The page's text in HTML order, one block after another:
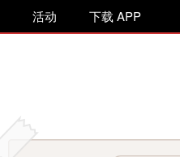
活动 下载 APP